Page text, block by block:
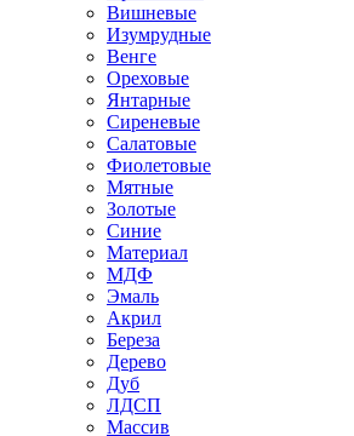
Вишневые
Изумрудные
Венге
Ореховые
Янтарные
Сиреневые
Салатовые
Фиолетовые
Мятные
Золотые
Синие
Материал
МДФ
Эмаль
Акрил
Береза
Дерево
Дуб
ЛДСП
Массив